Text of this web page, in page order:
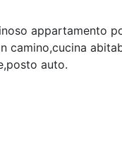
appartamento
camino,cucina
auto.